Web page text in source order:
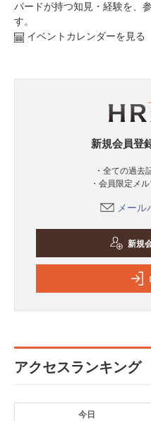
パードが持つ知見・経験を、
す。
イベントカレンダーを見る
新規会員登
・全ての過去
・会員限定メ
メー
新規
アクセスランキング
今日